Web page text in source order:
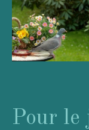
Pour le